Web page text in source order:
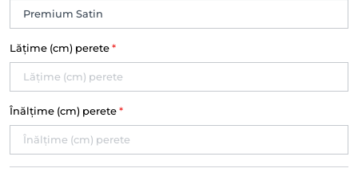
Lățime (cm) perete *
Înălțime (cm) perete *